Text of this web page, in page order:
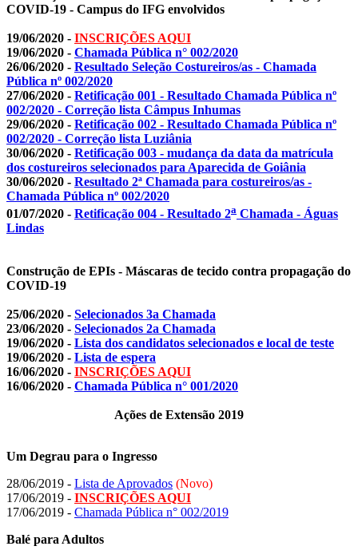
COVID-19 - Campus do IFG envolvidos
19/06/2020 - INSCRIÇÕES AQUI
19/06/2020 - Chamada Pública n° 002/2020
26/06/2020 - Resultado Seleção Costureiros/as - Chamada
Pública nº 002/2020
27/06/2020 - Retificação 001 - Resultado Chamada Pública nº
002/2020 - Correção lista Câmpus Inhumas
29/06/2020 - Retificação 002 - Resultado Chamada Pública nº
002/2020 - Correção lista Luziânia
30/06/2020 - Retificação 003 - mudança da data da matrícula
dos costureiros selecionados para Aparecida de Goiânia
30/06/2020 - Resultado 2ª Chamada para costureiros/as -
Chamada Pública nº 002/2020
01/07/2020 - Retificação 004 - Resultado 2a Chamada - Águas
Lindas
Construção de EPIs - Máscaras de tecido contra propagação do
COVID-19
25/06/2020 - Selecionados 3a Chamada
23/06/2020 - Selecionados 2a Chamada
19/06/2020 - Lista dos candidatos selecionados e local de teste
19/06/2020 - Lista de espera
16/06/2020 - INSCRIÇÕES AQUI
16/06/2020 - Chamada Pública n° 001/2020
Ações de Extensão 2019
Um Degrau para o Ingresso
28/06/2019 - Lista de Aprovados (Novo)
17/06/2019 - INSCRIÇÕES AQUI
17/06/2019 - Chamada Pública n° 002/2019
Balé para Adultos